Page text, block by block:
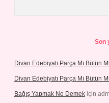
Son
Divan Edebiyatı Parça Mı Bütün
Divan Edebiyatı Parça Mı Bütün
Bağış Yapmak Ne Demek için